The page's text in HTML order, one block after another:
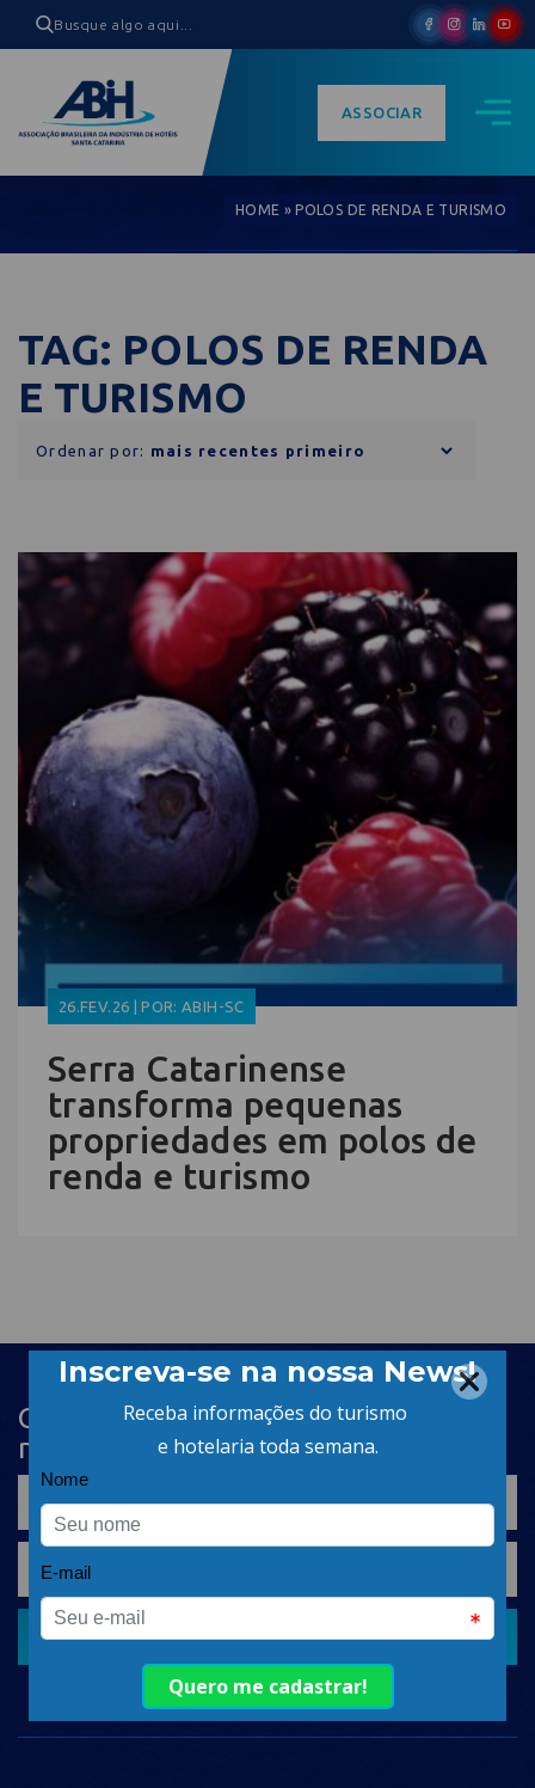
ASSOCIAR
HOME »POLOS DE RENDA E TURISMO
TAG: POLOS DE RENDA
E TURISMO
Ordenar por:
26.FEV.26 | POR: ABIH-SC
Serra Catarinense
transforma pequenas
propriedades em polos de
renda e turismo
Cadastre-se na newsletter e receba
nosso conteúdo em seu e-mail
CADASTRAR